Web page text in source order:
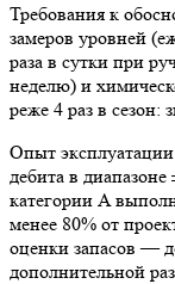
Требования к
замеров уровней
раза в сутки при
неделю) и
реже 4 раз в сезон:
Опыт
дебита в
категории A
менее 80% от
оценки запасов —
дополнительной